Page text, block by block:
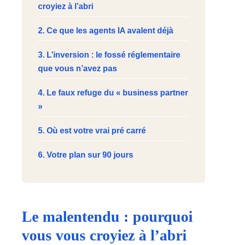
croyiez à l’abri
2. Ce que les agents IA avalent déjà
3. L’inversion : le fossé réglementaire
que vous n’avez pas
4. Le faux refuge du « business partner
»
5. Où est votre vrai pré carré
6. Votre plan sur 90 jours
Le malentendu : pourquoi
vous vous croyiez à l’abri